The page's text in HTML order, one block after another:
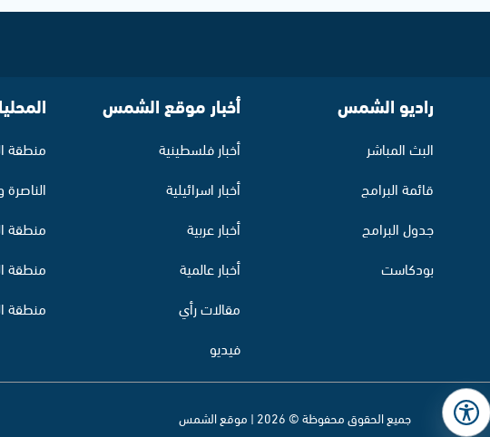
راديو الشمس
البث المباشر
قائمة البرامج
جدول البرامج
بودكاست
أخبار موقع الشمس
أخبار فلسطينية
أخبار اسرائيلية
أخبار عربية
أخبار عالمية
مقالات رأي
فيديو
منطقة
منطقة
منطقة
منطقة
جميع الحقوق محفوظة © 2026 | موقع الشمس